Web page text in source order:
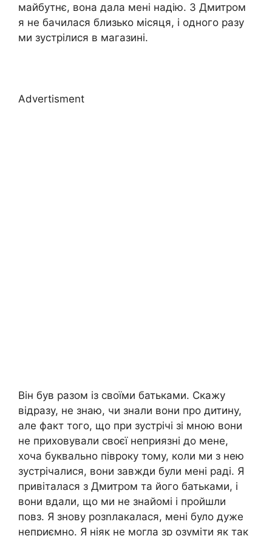
майбутнє, вона дала мені надію. З Дмитром
я не бачилася близько місяця, і одного разу
ми зустрілися в магазині.
Advertisment
Він був разом із своїми батьками. Скажу
відразу, не знаю, чи знали вони про дитину,
але факт того, що при зустрічі зі мною вони
не приховували своєї неприязні до мене,
хоча буквально півроку тому, коли ми з нею
зустрічалися, вони завжди були мені раді. Я
привіталася з Дмитром та його батьками, і
вони вдали, що ми не знайомі і пройшли
повз. Я знову розnлакалася, мені було дуже
неприємно. Я ніяк не могла зр озуміти як так